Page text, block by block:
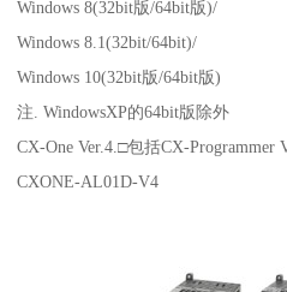
Windows 8(32bit版/64bit版)/
Windows 8.1(32bit/64bit)/
Windows 10(32bit版/64bit版)
注. WindowsXP的64bit版除外
CX-One Ver.4.□包括CX-
CXONE-AL01D-V4